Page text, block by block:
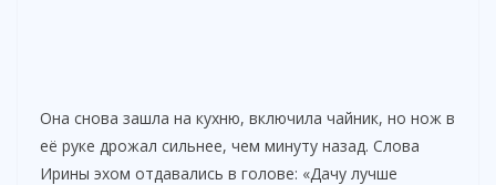
Она снова зашла на кухню, включила чайник, но нож в
её руке дрожал сильнее, чем минуту назад. Слова
Ирины эхом отдавались в голове: «Дачу лучше